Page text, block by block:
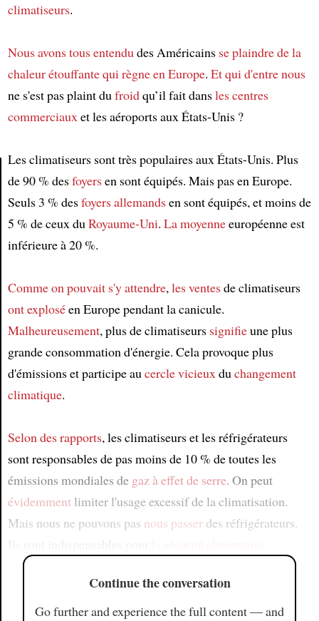
Article
climatiseurs.
Nous avons tous entendudes Américains se plaindre dela
chaleur étouffantequi règne en Europe. Et qui d'entre nous
ne s'est pas plaint dufroidqu’il fait dansles centres
commerciauxet les aéroports aux États-Unis ?
Les climatiseurs sont très populaires aux États-Unis. Plus
de 90 % desfoyersen sont équipés. Mais pas en Europe.
Seuls 3 % desfoyers allemandsen sont équipés, et moins de
5 % de ceux duRoyaume-Uni. La moyenneeuropéenne est
inférieure à 20 %.
Comme on pouvait s'y attendre,les ventesde climatiseurs
ont exploséen Europe pendant la canicule.
Malheureusement, plus de climatiseurs signifieune plus
grande consommation d'énergie. Cela provoque plus
d'émissions et participe aucercle vicieuxduchangement
climatique.
Selon des rapports, les climatiseurs et les réfrigérateurs
sont responsables de pas moins de 10 % de toutes les
émissions mondiales de gaz à effet de serre. On peut
évidemmentlimiter l'usage excessif de la climatisation.
Mais nous ne pouvons pas nous passerdes réfrigérateurs.
Continue the conversation
Go further and experience the full content — and